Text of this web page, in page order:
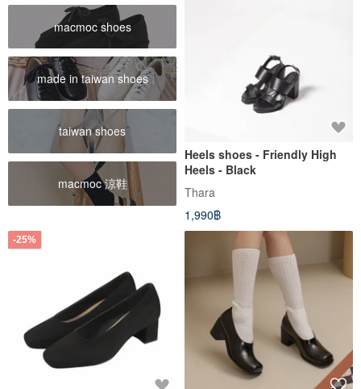
macmoc shoes
made in taiwan shoes
taiwan shoes
macmoc 涼鞋
Heels shoes - Friendly High
Heels - Black
Thara
1,990฿
-25%